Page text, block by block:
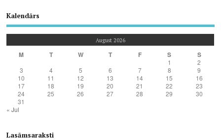
Kalendārs
August 2026
M T W T F S S
1
2
3
4 5 6 7 8
9
10
11 12 13 14 15
16
17
18 19 20 21 22
23
24
25 26 27 28 29
30
31
« Jul
Lasāmsaraksti